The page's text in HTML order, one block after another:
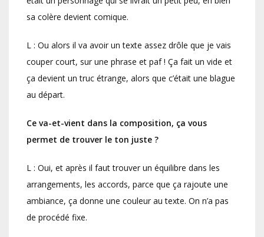
sa colère devient comique.
L : Ou alors il va avoir un texte assez drôle que je vais
couper court, sur une phrase et paf ! Ça fait un vide et
ça devient un truc étrange, alors que c’était une blague
au départ.
Ce va-et-vient dans la composition, ça vous
permet de trouver le ton juste ?
L : Oui, et après il faut trouver un équilibre dans les
arrangements, les accords, parce que ça rajoute une
ambiance, ça donne une couleur au texte. On n’a pas
de procédé fixe.